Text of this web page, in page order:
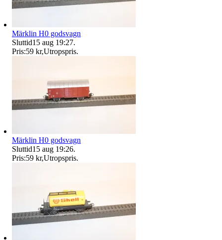
Märklin H0 godsvagn
Sluttid15 aug 19:27.
Pris:59 kr,Utropspris.
Märklin H0 godsvagn
Sluttid15 aug 19:26.
Pris:59 kr,Utropspris.